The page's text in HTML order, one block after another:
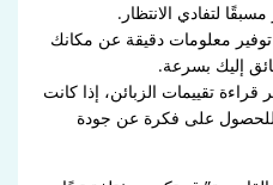
لتفادي الانتظار.
معلومات دقيقة عن مكانك
إليك بسرعة.
قراءة تقييمات الزبائن، إذا كانت
للحصول على فكرة عن جودة